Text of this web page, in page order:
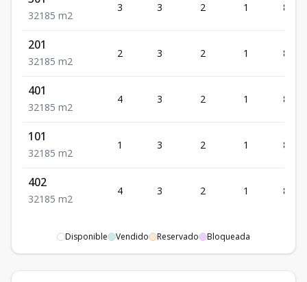
321 85 m2
3 3 2 1 85
201
321 85 m2
2 3 2 1 85
401
321 85 m2
4 3 2 1 85
101
321 85 m2
1 3 2 1 85
402
321 85 m2
4 3 2 1 85
Disponible Vendido Reservado Bloqueada